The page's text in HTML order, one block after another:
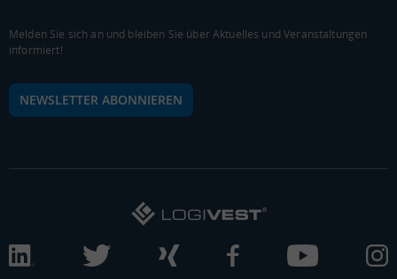
0 € 20.000 € 40.000 €
Bundesland
(LANDKREIS / KREISFREIE STADT)
Gesamt BIP je Erwerbstätigen BIP je Einwohner
Melden Sie sich an und bleiben Sie über Aktuelles und Veranstaltungen
informiert!
NEWSLETTER ABONNIEREN